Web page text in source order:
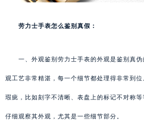
劳力士手表怎么鉴别真假：
一、外观鉴别劳力士手表的外观是鉴别真伪
观工艺非常精湛，每一个细节都处理得非常到
瑕疵，比如刻字不清晰、表盘上的标记不对称
仔细观察其外观，尤其是一些细节部分。